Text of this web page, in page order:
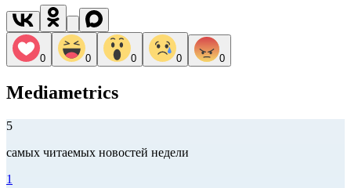
0 0 0 0 0
Mediametrics
5
самых читаемых новостей недели
1